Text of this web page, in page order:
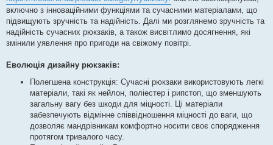
включно з інноваційними функціями та сучасними матеріалами, що
підвищують зручність та надійність. Далі ми розглянемо зручність та
надійність сучасних рюкзаків, а також висвітлимо досягнення, які
змінили уявлення про пригоди на свіжому повітрі.
Еволюція дизайну рюкзаків:
Полегшена конструкція: Сучасні рюкзаки використовують легкі
матеріали, такі як нейлон, поліестер і рипстоп, що зменшують
загальну вагу без шкоди для міцності. Ці матеріали
забезпечують відмінне співвідношення міцності до ваги, що
дозволяє мандрівникам комфортно носити своє спорядження
протягом тривалого часу.